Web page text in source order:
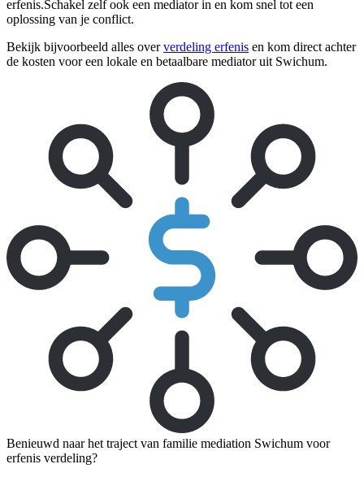
erfenis.Schakel zelf ook een mediator in en kom snel tot een
oplossing van je conflict.
Bekijk bijvoorbeeld alles oververdeling erfenis en kom direct achter
de kosten voor een lokale en betaalbare mediator uit Swichum.
Benieuwd naar het traject van familie mediation Swichum voor
erfenis verdeling?